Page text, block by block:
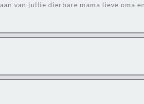
van jullie dierbare mama lieve oma en